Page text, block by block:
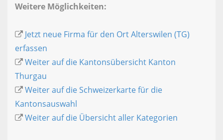
Weitere Möglichkeiten:
Jetzt neue Firma für den Ort Alterswilen (TG)
erfassen
Weiter auf die Kantonsübersicht Kanton
Thurgau
Weiter auf die Schweizerkarte für die
Kantonsauswahl
Weiter auf die Übersicht aller Kategorien